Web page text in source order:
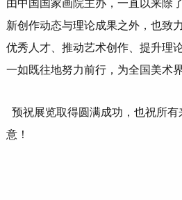
由中国国家画院主办，一直以来除
新创作动态与理论成果之外，也致
优秀人才、推动艺术创作、提升理
一如既往地努力前行，为全国美术
预祝展览取得圆满成功，也祝所
意！